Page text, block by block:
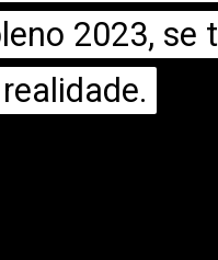
2023, se
2023, se